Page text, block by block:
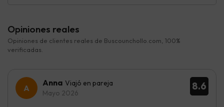
Opiniones reales
Opiniones de clientes reales de Buscounchollo.com, 100%
verificadas.
8.6
Anna Viajó en pareja
Mayo 2026